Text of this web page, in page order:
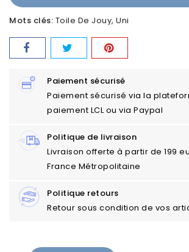
Mots clés: Toile De Jouy Uni
Paiement sécurisé
Paiement sécurisé via la
paiement LCL ou via Paypal
Politique de livraison
Livraison offerte à partir de 199
France Métropolitaine
Politique retours
Retour sous condition de vos